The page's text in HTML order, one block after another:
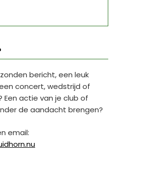
bericht, een leuk
concert, wedstrijd of
Een actie van je club of
de aandacht brengen?
email: